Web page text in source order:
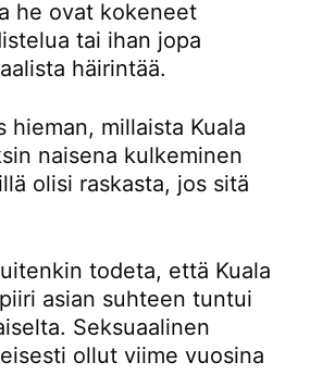
he ovat kokeneet
tai ihan jopa
häirintää.
hieman, millaista Kuala
naisena kulkeminen
olisi raskasta, jos sitä
todeta, että Kuala
asian suhteen tuntui
Seksuaalinen
ollut viime vuosina